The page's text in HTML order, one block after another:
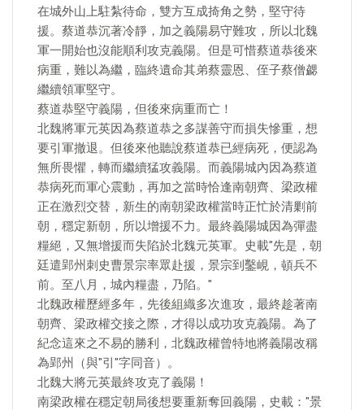
在城外山上駐紮待命，雙方互成掎角之勢，堅守待
援。蔡道恭沉著冷靜，加之義陽易守難攻，所以北魏
軍一開始也沒能順利攻克義陽。但是可惜蔡道恭後來
病重，難以為繼，臨終遺命其弟蔡靈恩、侄子蔡僧勰
繼續領軍堅守。
蔡道恭堅守義陽，但後來病重而亡！
北魏將軍元英因為蔡道恭之多謀善守而損失慘重，想
要引軍撤退。但後來他聽說蔡道恭已經病死，便認為
無所畏懼，轉而繼續猛攻義陽。而義陽城內因為蔡道
恭病死而軍心震動，再加之當時恰逢南朝齊、梁政權
正在激烈交替，新生的南朝梁政權當時正忙於清剿前
朝，穩定新朝，所以增援不力。最終義陽城因為彈盡
糧絕，又無增援而失陷於北魏元英軍。史載"先是，朝
廷遣郢州刺史曹景宗率眾赴援，景宗到鑿峴，頓兵不
前。至八月，城內糧盡，乃陷。"
北魏政權歷經多年，先後組織多次進攻，最終趁著南
朝齊、梁政權交接之際，才得以成功攻克義陽。為了
紀念這來之不易的勝利，北魏政權曾特地將義陽改稱
為郢州（與"引"字同音）。
北魏大將元英最終攻克了義陽！
南梁政權在穩定朝局後想要重新奪回義陽，史載："景